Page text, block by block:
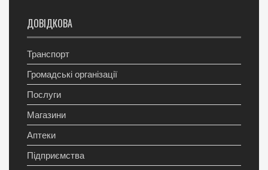
ДОВІДКОВА
Транспорт
Громадські організації
Послуги
Магазини
Аптеки
Підприємства